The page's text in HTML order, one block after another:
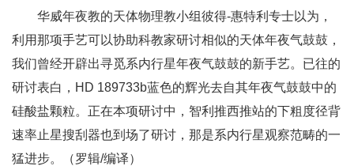
华威年夜教的天体物理教小组彼得-惠特利专士以为，
利用那项手艺可以协助科教家研讨相似的天体年夜气鼓鼓，
我们曾经开辟出寻觅系内行星年夜气鼓鼓的新手艺。已往的
研讨表白，HD 189733b蓝色的辉光去自其年夜气鼓鼓中的
硅酸盐颗粒。正在本项研讨中，智利推西推站的下粗度径背
速率止星搜刮器也到场了研讨，那是系内行星观察范畴的一
猛进步。（罗辑/编译）